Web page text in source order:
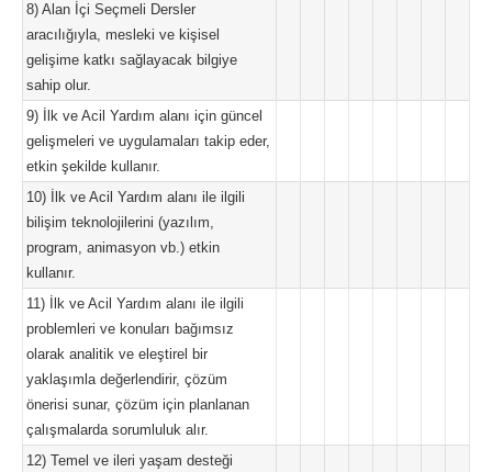
8) Alan İçi Seçmeli Dersler
aracılığıyla, mesleki ve kişisel
gelişime katkı sağlayacak bilgiye
sahip olur.
9) İlk ve Acil Yardım alanı için güncel
gelişmeleri ve uygulamaları takip eder,
etkin şekilde kullanır.
10) İlk ve Acil Yardım alanı ile ilgili
bilişim teknolojilerini (yazılım,
program, animasyon vb.) etkin
kullanır.
11) İlk ve Acil Yardım alanı ile ilgili
problemleri ve konuları bağımsız
olarak analitik ve eleştirel bir
yaklaşımla değerlendirir, çözüm
önerisi sunar, çözüm için planlanan
çalışmalarda sorumluluk alır.
12) Temel ve ileri yaşam desteği